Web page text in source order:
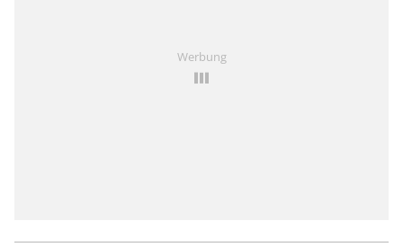
Werbung